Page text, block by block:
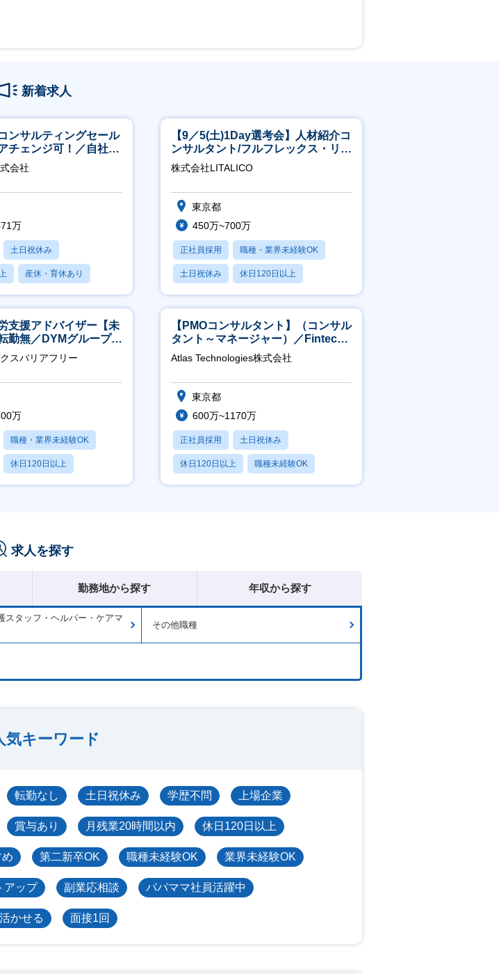
新着求人
サルティングセール
チェンジ可！／自社サ
アフル』の営業
会社
万
土日祝休み
産休・育休あり
【9／5(土)1Day選考会】人材紹介コ
ンサルタント/フルフレックス・リモ
ート/育休最長6年取得可
株式会社LITALICO
東京都
450万~700万
正社員採用 職種・業界未経験OK
土日祝休み 休日120日以上
産休・育休あり
支援アドバイザー【未
勤無／DYMグループ／
ィ高い方歓迎／土日
スバリアフリー
万
職種・業界未経験OK
休日120日以上
【PMOコンサルタント】（コンサル
タント～マネージャー）／Fintech
領域／設立5年弱で上場
Atlas Technologies株式会社
東京都
600万~1170万
正社員採用 土日祝休み
休日120日以上 職種未経験OK
産休・育休あり
求人を探す
勤務地から探す 年収から探す
スタッフ・ヘルパー・ケアマ
その他職種
気キーワード
転勤なし 土日祝休み 学歴不問 上場企業
賞与あり 月残業20時間以内 休日120日以上
第二新卒OK 職種未経験OK 業界未経験OK
アップ 副業応相談 パパママ社員活躍中
かせる 面接1回